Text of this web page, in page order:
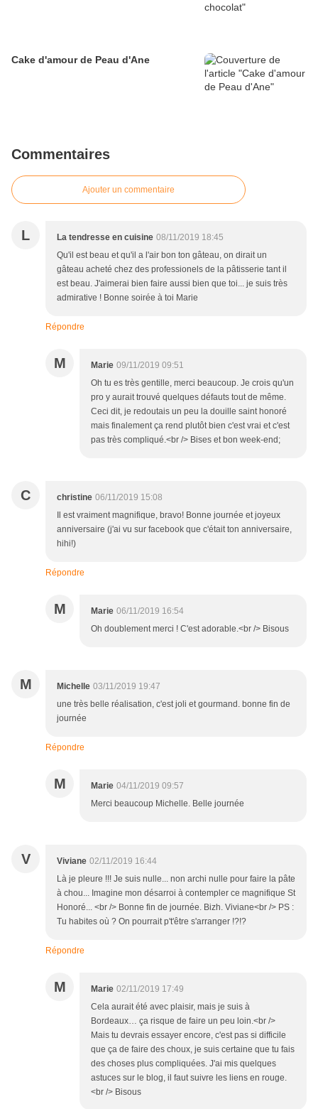
Cake d'amour de Peau d'Ane
Commentaires
Ajouter un commentaire
L La tendresse en cuisine 08/11/2019 18:45
Qu'il est beau et qu'il a l'air bon ton gâteau, on dirait un
gâteau acheté chez des professionels de la pâtisserie tant il
est beau. J'aimerai bien faire aussi bien que toi... je suis très
admirative ! Bonne soirée à toi Marie
Répondre
M Marie 09/11/2019 09:51
Oh tu es très gentille, merci beaucoup. Je crois qu'un
pro y aurait trouvé quelques défauts tout de même.
Ceci dit, je redoutais un peu la douille saint honoré
mais finalement ça rend plutôt bien c'est vrai et c'est
pas très compliqué.<br /> Bises et bon week-end;
C christine 06/11/2019 15:08
Il est vraiment magnifique, bravo! Bonne journée et joyeux
anniversaire (j'ai vu sur facebook que c'était ton anniversaire,
hihi!)
Répondre
M Marie 06/11/2019 16:54
Oh doublement merci ! C'est adorable.<br /> Bisous
M Michelle 03/11/2019 19:47
une très belle réalisation, c'est joli et gourmand. bonne fin de
journée
Répondre
M Marie 04/11/2019 09:57
Merci beaucoup Michelle. Belle journée
V Viviane 02/11/2019 16:44
Là je pleure !!! Je suis nulle... non archi nulle pour faire la pâte
à chou... Imagine mon désarroi à contempler ce magnifique St
Honoré... <br /> Bonne fin de journée. Bizh. Viviane<br /> PS :
Tu habites où ? On pourrait p't'être s'arranger !?!?
Répondre
M Marie 02/11/2019 17:49
Cela aurait été avec plaisir, mais je suis à
Bordeaux… ça risque de faire un peu loin.<br />
Mais tu devrais essayer encore, c'est pas si difficile
que ça de faire des choux, je suis certaine que tu fais
des choses plus compliquées. J'ai mis quelques
astuces sur le blog, il faut suivre les liens en rouge.
<br /> Bisous